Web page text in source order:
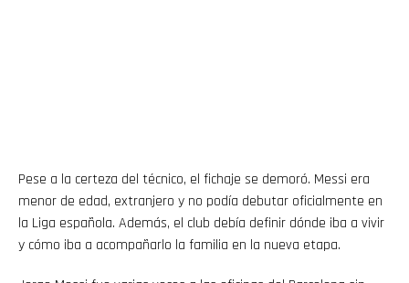
Pese a la certeza del técnico, el fichaje se demoró. Messi era
menor de edad, extranjero y no podía debutar oficialmente en
la Liga española. Además, el club debía definir dónde iba a vivir
y cómo iba a acompañarlo la familia en la nueva etapa.